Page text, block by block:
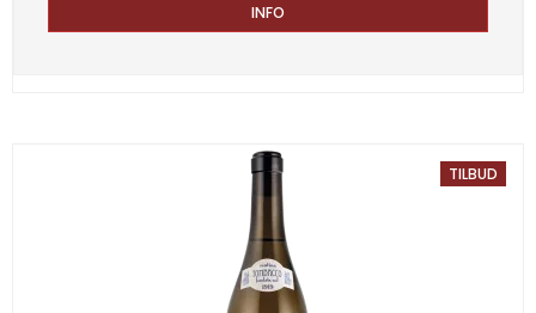
INFO
TILBUD